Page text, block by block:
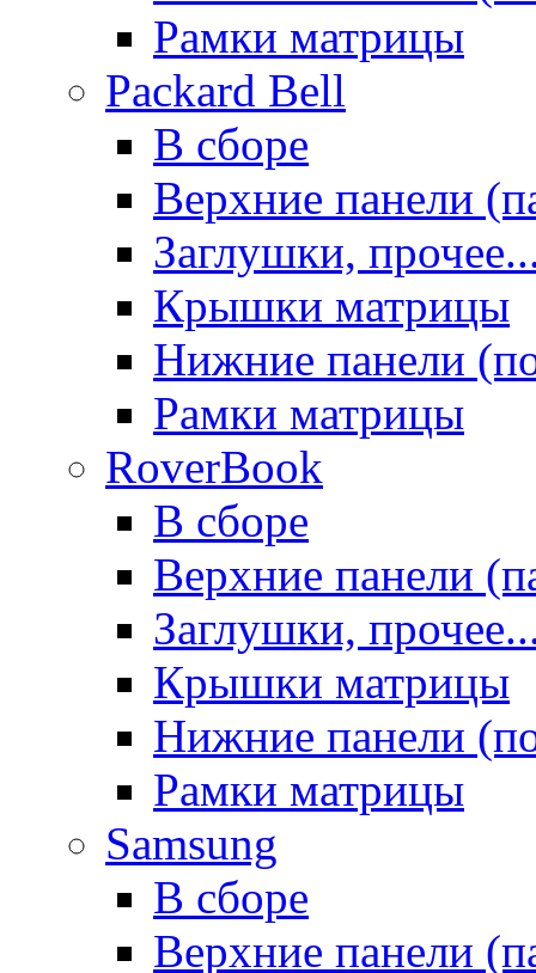
Рамки матрицы
Packard Bell
В сборе
Верхние панели
Заглушки,
Крышки матрицы
Нижние панели
Рамки матрицы
RoverBook
В сборе
Верхние панели
Заглушки,
Крышки матрицы
Нижние панели
Рамки матрицы
Samsung
В сборе
Верхние панели